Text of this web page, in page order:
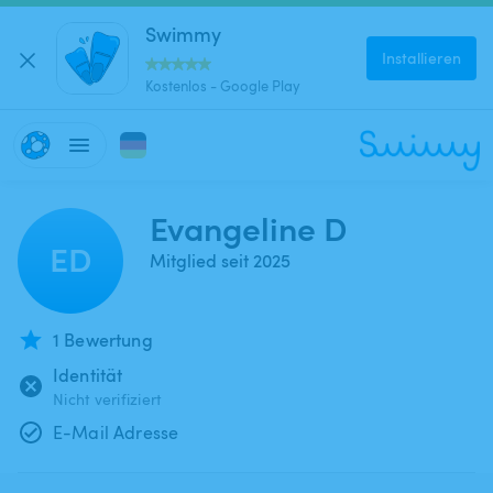
Swimmy
Kostenlos - Google Play
Installieren
ED
Evangeline D
Mitglied seit 2025
1 Bewertung
Identität
Nicht verifiziert
E-Mail Adresse